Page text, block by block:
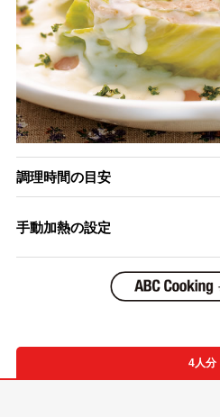
調理時間の目安
手動加熱の設定
4人分